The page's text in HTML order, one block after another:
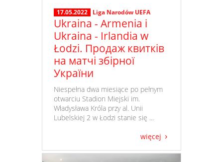
17.05.2022 Liga Narodów UEFA
Ukraina - Armenia i
Ukraina - Irlandia w
Łodzi. Продаж квитків
на матчі збірної
України
​ Niespełna dwa miesiące po pełnym
otwarciu Stadion Miejski im.
Władysława Króla przy al. Unii
Lubelskiej 2 w Łodzi stanie się ...
więcej